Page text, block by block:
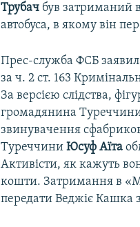
Трубач був затриманий
автобуса, в якому він
Прес-служба ФСБ
за ч. 2 ст. 163
За версією слідства,
громадянина
звинувачення
ТуреччиниЮсуф Аїта
Активісти, як кажуть
кошти. Затримання в
передати Веджіє Кашка